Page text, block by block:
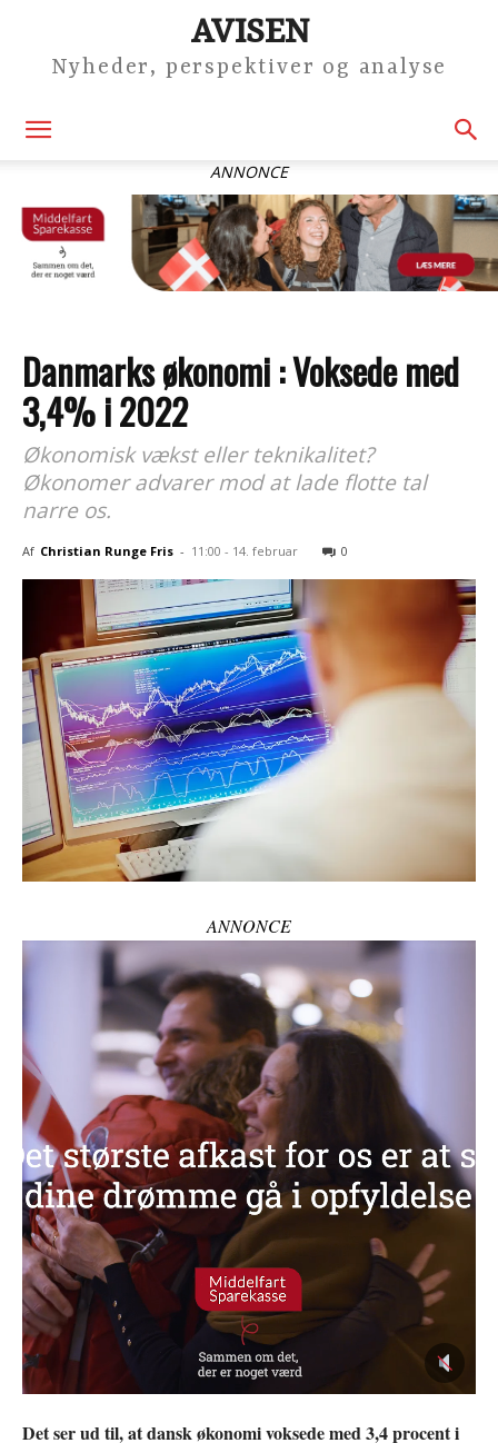
AVISEN
Nyheder, perspektiver og analyse
ANNONCE
Danmarks økonomi : Voksede med
3,4% i 2022
Økonomisk vækst eller teknikalitet?
Økonomer advarer mod at lade flotte tal
narre os.
Af Christian Runge Fris - 11:00 - 14. februar 0
ANNONCE
Det ser ud til, at dansk økonomi voksede med 3,4 procent i